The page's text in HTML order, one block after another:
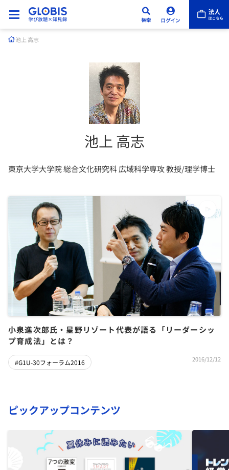
池上 高志
池上 高志
東京大学大学院 総合文化研究科 広域科学専攻 教授/理学博士
小泉進次郎氏・星野リゾート代表が語る「リーダーシッ
プ育成法」とは？
#G1U-30フォーラム2016 2016/12/12
ピックアップコンテンツ